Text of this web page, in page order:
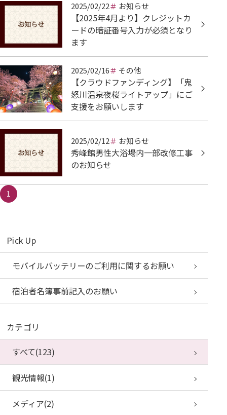
2025/02/22 お知らせ
【2025年4月より】クレジットカ
ードの暗証番号入力が必須となり
ます
2025/02/16 その他
【クラウドファンディング】「鬼
怒川温泉夜桜ライトアップ」にご
支援をお願いします
2025/02/12 お知らせ
秀峰館男性大浴場内一部改修工事
のお知らせ
1
Pick Up
モバイルバッテリーのご利用に関するお願い
宿泊者名簿事前記入のお願い
カテゴリ
すべて(123)
観光情報(1)
メディア(2)